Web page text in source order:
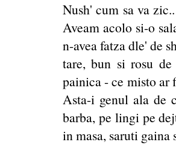
Nush' cum sa va
Aveam acolo si-o
n-avea fatza dle' de
tare, bun si rosu
painica - ce misto ar
Asta-i genul ala de
barba, pe lingi pe
in masa, saruti